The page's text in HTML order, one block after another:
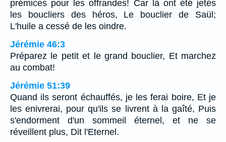
prémices pour les offrandes! Car là ont été jetés
les boucliers des héros, Le bouclier de Saül;
L'huile a cessé de les oindre.
Jérémie 46:3
Préparez le petit et le grand bouclier, Et marchez
au combat!
Jérémie 51:39
Quand ils seront échauffés, je les ferai boire, Et je
les enivrerai, pour qu'ils se livrent à la gaîté, Puis
s'endorment d'un sommeil éternel, et ne se
réveillent plus, Dit l'Eternel.